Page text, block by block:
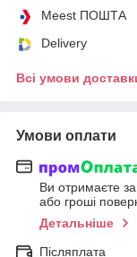
Meest ПОШТА
Delivery
Всі умови
Умови оплати
Ви отримаєте
або гроші
Детальніше
Післяплата